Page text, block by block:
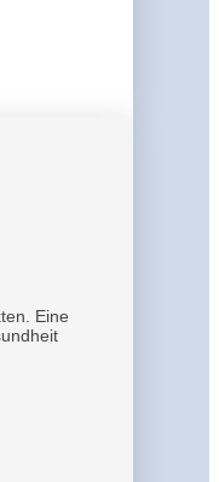
Eine